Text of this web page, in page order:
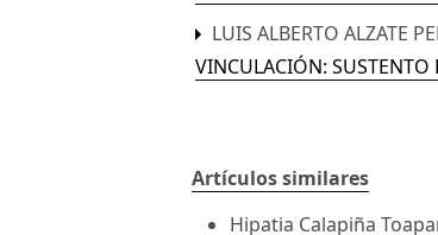
LUIS ALBERTO ALZATE
VINCULACIÓN: SUSTENTO
Artículos similares
Hipatia Calapiña